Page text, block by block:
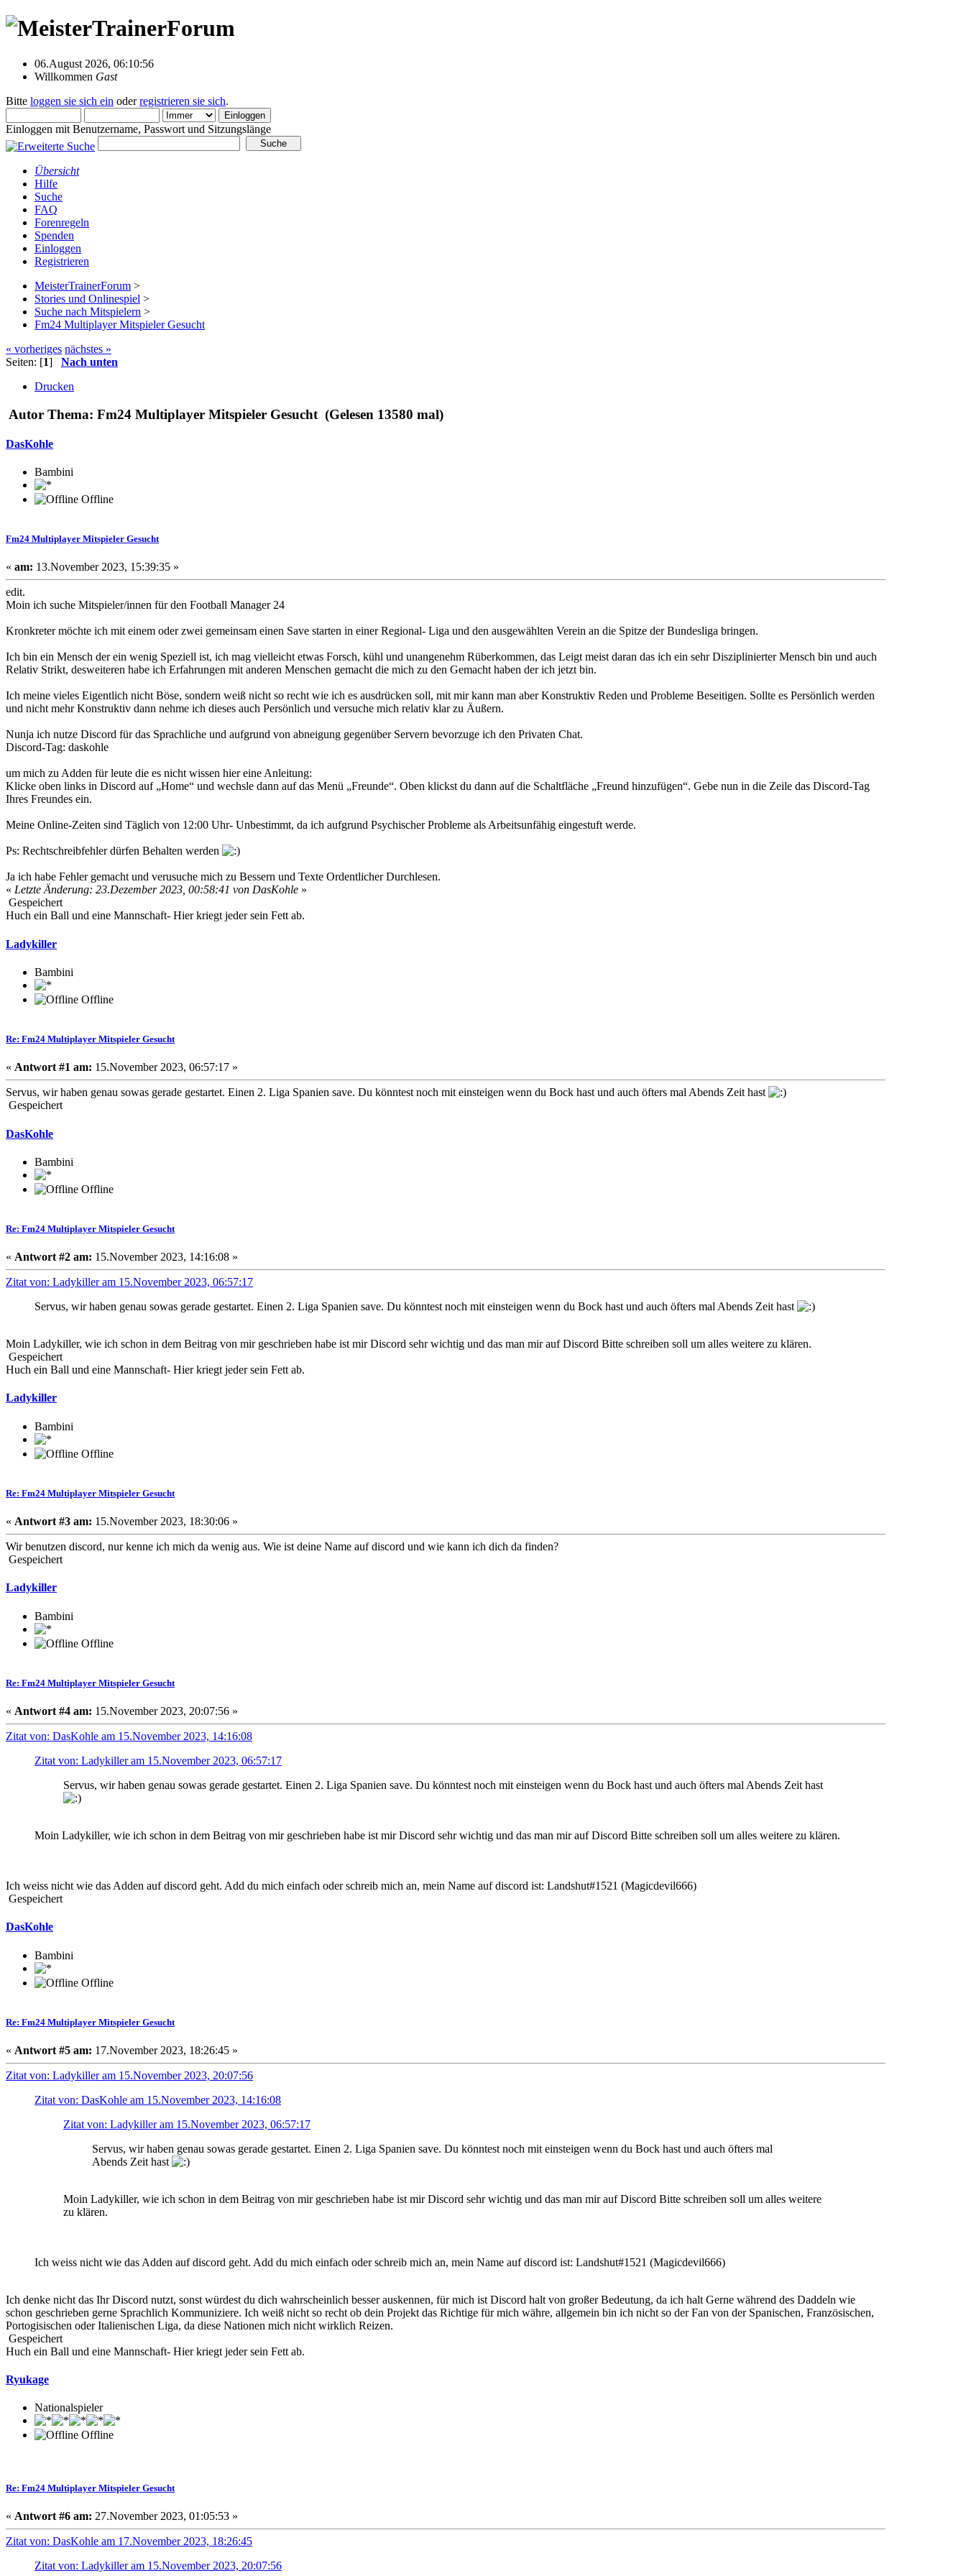
06.August 2026, 06:10:56
Willkommen Gast
Bitte loggen sie sich ein oderregistrieren sie sich.
Einloggen mit Benutzername, Passwort und Sitzungslänge
Übersicht
Hilfe
Suche
FAQ
Forenregeln
Spenden
Einloggen
Registrieren
MeisterTrainerForum >
Stories und Onlinespiel >
Suche nach Mitspielern >
Fm24 Multiplayer Mitspieler Gesucht
« vorheriges nächstes »
Seiten: [1] Nach unten
Drucken
Autor Thema: Fm24 Multiplayer Mitspieler Gesucht (Gelesen 13580 mal)
DasKohle
Bambini
Offline
Fm24 Multiplayer Mitspieler Gesucht
« am: 13.November 2023, 15:39:35 »
edit.
Moin ich suche Mitspieler/innen für den Football Manager 24
Kronkreter möchte ich mit einem oder zwei gemeinsam einen Save starten in einer Regional- Liga und den ausgewählten Verein an die Spitze der Bundesliga bringen.
Ich bin ein Mensch der ein wenig Speziell ist, ich mag vielleicht etwas Forsch, kühl und unangenehm Rüberkommen, das Leigt meist daran das ich ein sehr Disziplinierter Mensch bin und auch
Relativ Strikt, desweiteren habe ich Erfahrungen mit anderen Menschen gemacht die mich zu den Gemacht haben der ich jetzt bin.
Ich meine vieles Eigentlich nicht Böse, sondern weiß nicht so recht wie ich es ausdrücken soll, mit mir kann man aber Konstruktiv Reden und Probleme Beseitigen. Sollte es Persönlich werden
und nicht mehr Konstruktiv dann nehme ich dieses auch Persönlich und versuche mich relativ klar zu Äußern.
Nunja ich nutze Discord für das Sprachliche und aufgrund von abneigung gegenüber Servern bevorzuge ich den Privaten Chat.
Discord-Tag: daskohle
um mich zu Adden für leute die es nicht wissen hier eine Anleitung:
Klicke oben links in Discord auf „Home“ und wechsle dann auf das Menü „Freunde“. Oben klickst du dann auf die Schaltfläche „Freund hinzufügen“. Gebe nun in die Zeile das Discord-Tag
Ihres Freundes ein.
Meine Online-Zeiten sind Täglich von 12:00 Uhr- Unbestimmt, da ich aufgrund Psychischer Probleme als Arbeitsunfähig eingestuft werde.
Ps: Rechtschreibfehler dürfen Behalten werden
Ja ich habe Fehler gemacht und verusuche mich zu Bessern und Texte Ordentlicher Durchlesen.
« Letzte Änderung: 23.Dezember 2023, 00:58:41 von DasKohle »
Gespeichert
Huch ein Ball und eine Mannschaft- Hier kriegt jeder sein Fett ab.
Ladykiller
Bambini
Offline
Re: Fm24 Multiplayer Mitspieler Gesucht
« Antwort #1 am: 15.November 2023, 06:57:17 »
Servus, wir haben genau sowas gerade gestartet. Einen 2. Liga Spanien save. Du könntest noch mit einsteigen wenn du Bock hast und auch öfters mal Abends Zeit hast
Gespeichert
DasKohle
Bambini
Offline
Re: Fm24 Multiplayer Mitspieler Gesucht
« Antwort #2 am: 15.November 2023, 14:16:08 »
Zitat von: Ladykiller am 15.November 2023, 06:57:17
Servus, wir haben genau sowas gerade gestartet. Einen 2. Liga Spanien save. Du könntest noch mit einsteigen wenn du Bock hast und auch öfters mal Abends Zeit hast
Moin Ladykiller, wie ich schon in dem Beitrag von mir geschrieben habe ist mir Discord sehr wichtig und das man mir auf Discord Bitte schreiben soll um alles weitere zu klären.
Gespeichert
Huch ein Ball und eine Mannschaft- Hier kriegt jeder sein Fett ab.
Ladykiller
Bambini
Offline
Re: Fm24 Multiplayer Mitspieler Gesucht
« Antwort #3 am: 15.November 2023, 18:30:06 »
Wir benutzen discord, nur kenne ich mich da wenig aus. Wie ist deine Name auf discord und wie kann ich dich da finden?
Gespeichert
Ladykiller
Bambini
Offline
Re: Fm24 Multiplayer Mitspieler Gesucht
« Antwort #4 am: 15.November 2023, 20:07:56 »
Zitat von: DasKohle am 15.November 2023, 14:16:08
Zitat von: Ladykiller am 15.November 2023, 06:57:17
Servus, wir haben genau sowas gerade gestartet. Einen 2. Liga Spanien save. Du könntest noch mit einsteigen wenn du Bock hast und auch öfters mal Abends Zeit hast
Moin Ladykiller, wie ich schon in dem Beitrag von mir geschrieben habe ist mir Discord sehr wichtig und das man mir auf Discord Bitte schreiben soll um alles weitere zu klären.
Ich weiss nicht wie das Adden auf discord geht. Add du mich einfach oder schreib mich an, mein Name auf discord ist: Landshut#1521 (Magicdevil666)
Gespeichert
DasKohle
Bambini
Offline
Re: Fm24 Multiplayer Mitspieler Gesucht
« Antwort #5 am: 17.November 2023, 18:26:45 »
Zitat von: Ladykiller am 15.November 2023, 20:07:56
Zitat von: DasKohle am 15.November 2023, 14:16:08
Zitat von: Ladykiller am 15.November 2023, 06:57:17
Servus, wir haben genau sowas gerade gestartet. Einen 2. Liga Spanien save. Du könntest noch mit einsteigen wenn du Bock hast und auch öfters mal
Abends Zeit hast
Moin Ladykiller, wie ich schon in dem Beitrag von mir geschrieben habe ist mir Discord sehr wichtig und das man mir auf Discord Bitte schreiben soll um alles weitere
zu klären.
Ich weiss nicht wie das Adden auf discord geht. Add du mich einfach oder schreib mich an, mein Name auf discord ist: Landshut#1521 (Magicdevil666)
Ich denke nicht das Ihr Discord nutzt, sonst würdest du dich wahrscheinlich besser auskennen, für mich ist Discord halt von großer Bedeutung, da ich halt Gerne während des Daddeln wie
schon geschrieben gerne Sprachlich Kommuniziere. Ich weiß nicht so recht ob dein Projekt das Richtige für mich währe, allgemein bin ich nicht so der Fan von der Spanischen, Französischen,
Portogisischen oder Italienischen Liga, da diese Nationen mich nicht wirklich Reizen.
Gespeichert
Huch ein Ball und eine Mannschaft- Hier kriegt jeder sein Fett ab.
Ryukage
Nationalspieler
Offline
Re: Fm24 Multiplayer Mitspieler Gesucht
« Antwort #6 am: 27.November 2023, 01:05:53 »
Zitat von: DasKohle am 17.November 2023, 18:26:45
Zitat von: Ladykiller am 15.November 2023, 20:07:56